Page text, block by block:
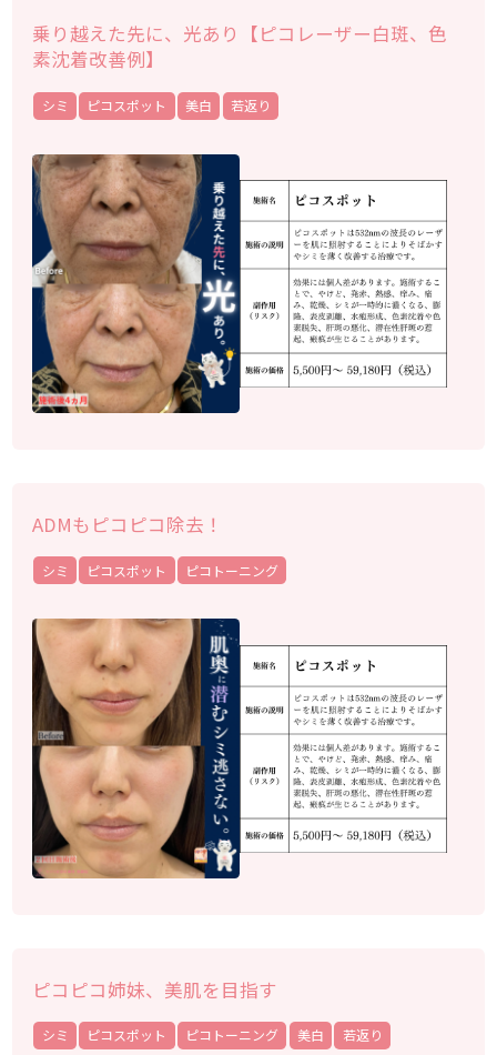
乗り越えた先に、光あり【ピコレーザー白斑、色
素沈着改善例】
シミ ピコスポット 美白 若返り
ADMもピコピコ除去！
シミ ピコスポット ピコトーニング
ピコピコ姉妹、美肌を目指す
シミ ピコスポット ピコトーニング 美白 若返り